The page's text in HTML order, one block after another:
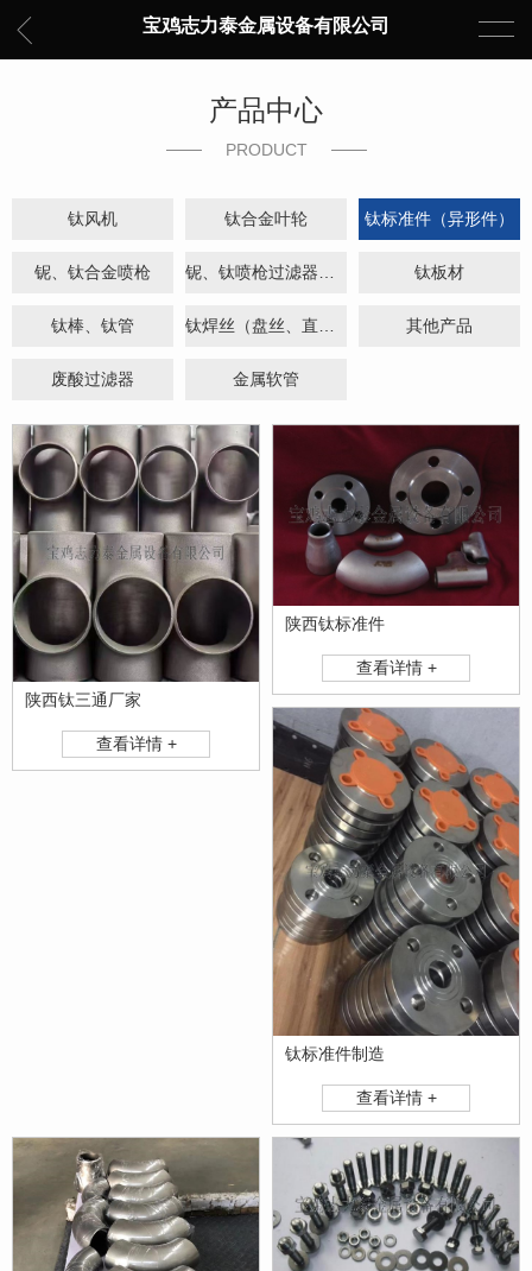
宝鸡志力泰金属设备有限公司
产品中心
PRODUCT
钛风机 钛合金叶轮 钛标准件（异形件）
铌、钛合金喷枪 钛板材
钛棒、钛管 其他产品
废酸过滤器 金属软管
陕西钛三通厂家
查看详情 +
陕西钛标准件
查看详情 +
钛标准件制造
查看详情 +